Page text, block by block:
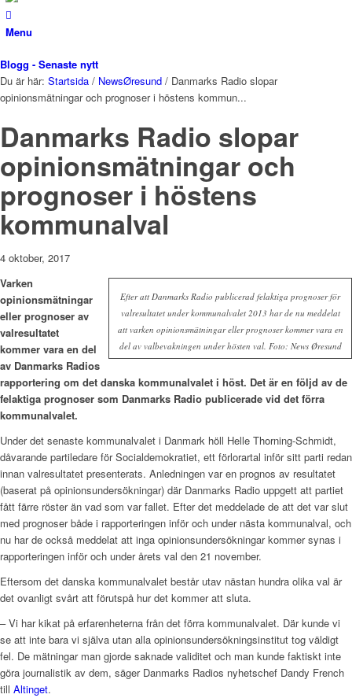
Menu
Blogg - Senaste nytt
Du är här: Startsida / NewsØresund / Danmarks Radio slopar
opinionsmätningar och prognoser i höstens kommun...
Danmarks Radio slopar
opinionsmätningar och
prognoser i höstens
kommunalval
4 oktober, 2017
Efter att Danmarks Radio publicerad felaktiga prognoser för
valresultatet under kommunalvalet 2013 har de nu meddelat
att varken opinionsmätningar eller prognoser kommer vara en
del av valbevakningen under hösten val. Foto: News Øresund
Varken
opinionsmätningar
eller prognoser av
valresultatet
kommer vara en del
av Danmarks Radios
rapportering om det danska kommunalvalet i höst. Det är en följd av de
felaktiga prognoser som Danmarks Radio publicerade vid det förra
kommunalvalet.
Under det senaste kommunalvalet i Danmark höll Helle Thorning-Schmidt,
dåvarande partiledare för Socialdemokratiet, ett förlorartal inför sitt parti redan
innan valresultatet presenterats. Anledningen var en prognos av resultatet
(baserat på opinionsundersökningar) där Danmarks Radio uppgett att partiet
fått färre röster än vad som var fallet. Efter det meddelade de att det var slut
med prognoser både i rapporteringen inför och under nästa kommunalval, och
nu har de också meddelat att inga opinionsundersökningar kommer synas i
rapporteringen inför och under årets val den 21 november.
Eftersom det danska kommunalvalet består utav nästan hundra olika val är
det ovanligt svårt att förutspå hur det kommer att sluta.
– Vi har kikat på erfarenheterna från det förra kommunalvalet. Där kunde vi
se att inte bara vi själva utan alla opinionsundersökningsinstitut tog väldigt
fel. De mätningar man gjorde saknade validitet och man kunde faktiskt inte
göra journalistik av dem, säger Danmarks Radios nyhetschef Dandy French
till Altinget.